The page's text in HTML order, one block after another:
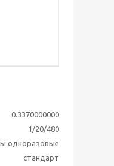
0.3370000000
1/20/480
одноразовые
стандарт